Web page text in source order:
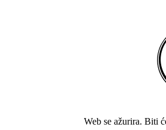
Web se ažurira. Biti